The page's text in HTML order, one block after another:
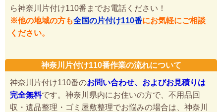
ら神奈川片付け110番までお電話ください！
※他の地域の方も全国の片付け110番にお気軽にご相談
ください。
神奈川片付け110番作業の流れについて
神奈川片付け110番のお問い合わせ、およびお見積りは
完全無料です。神奈川県内にお住いの方で、不用品回
収・遺品整理・ゴミ屋敷整理でお悩みの場合は、神奈川